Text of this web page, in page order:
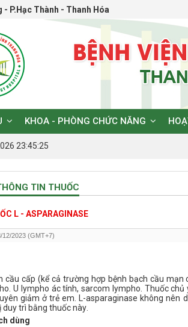
- P.Hạc Thành - Thanh Hóa
KHOA - PHÒNG CHỨC NĂNG
23:45:25
TIN THUỐC
L - ASPARAGINASE
2023 (GMT+7)
cầu cấp (kể cả trường hợp bệnh bạch cầu mạn
U lympho ác tính, sarcom lympho. Thuốc chủ
giảm ở trẻ em. L-asparaginase không nên
duy trì bằng thuốc này
dùng